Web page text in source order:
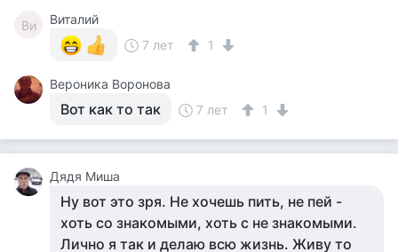
Ви
Виталий
7 лет
1
Вероника Воронова
Вот как то так 7 лет 1
Дядя Миша
Ну вот это зря. Не хочешь пить, не пей -
хоть со знакомыми, хоть с не знакомыми.
Лично я так и делаю всю жизнь. Живу то